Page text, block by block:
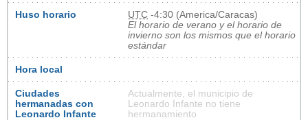
Huso horario UTC -4:30 (America/Caracas)
El horario de verano y el horario de
invierno son los mismos que el horario
estándar
Hora local
Ciudades
hermanadas con
Leonardo Infante
Actualmente, el municipio de
Leonardo Infante no tiene
hermanamiento